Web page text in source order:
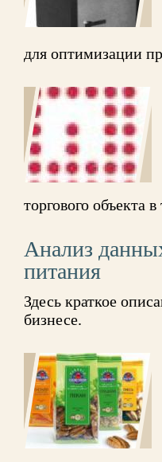
для оптимизации
торгового объекта
Анализ
питания
Здесь краткое
бизнесе.